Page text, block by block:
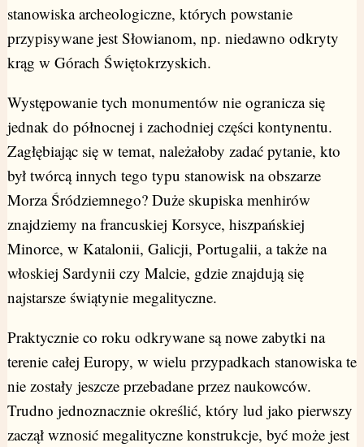
stanowiska archeologiczne, których powstanie
przypisywane jest Słowianom, np. niedawno odkryty
krąg w Górach Świętokrzyskich.
Występowanie tych monumentów nie ogranicza się
jednak do północnej i zachodniej części kontynentu.
Zagłębiając się w temat, należałoby zadać pytanie, kto
był twórcą innych tego typu stanowisk na obszarze
Morza Śródziemnego? Duże skupiska menhirów
znajdziemy na francuskiej Korsyce, hiszpańskiej
Minorce, w Katalonii, Galicji, Portugalii, a także na
włoskiej Sardynii czy Malcie, gdzie znajdują się
najstarsze świątynie megalityczne.
Praktycznie co roku odkrywane są nowe zabytki na
terenie całej Europy, w wielu przypadkach stanowiska te
nie zostały jeszcze przebadane przez naukowców.
Trudno jednoznacznie określić, który lud jako pierwszy
zaczął wznosić megalityczne konstrukcje, być może jest